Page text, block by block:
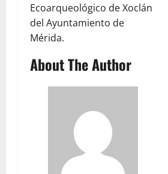
Ecoarqueológico de Xoclán
del Ayuntamiento de
Mérida.
About The Author